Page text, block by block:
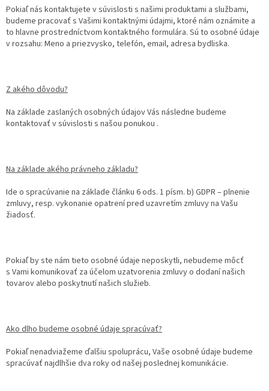
Pokiaľ nás kontaktujete v súvislosti s našimi produktami a službami,
budeme pracovať s Vašimi kontaktnými údajmi, ktoré nám oznámite a
to hlavne prostredníctvom kontaktného formulára. Sú to osobné údaje
v rozsahu: Meno a priezvysko, telefón, email, adresa bydliska.
Z akého dôvodu?
Na základe zaslaných osobných údajov Vás následne budeme
kontaktovať v súvislosti s našou ponukou .
Na základe akého právneho základu?
Ide o spracúvanie na základe článku 6 ods. 1 písm. b) GDPR – plnenie
zmluvy, resp. vykonanie opatrení pred uzavretím zmluvy na Vašu
žiadosť.
Pokiaľ by ste nám tieto osobné údaje neposkytli, nebudeme môcť
s Vami komunikovať za účelom uzatvorenia zmluvy o dodaní našich
tovarov alebo poskytnutí našich služieb.
Ako dlho budeme osobné údaje spracúvať?
Pokiaľ nenadviažeme ďalšiu spoluprácu, Vaše osobné údaje budeme
spracúvať najdlhšie dva roky od našej poslednej komunikácie.